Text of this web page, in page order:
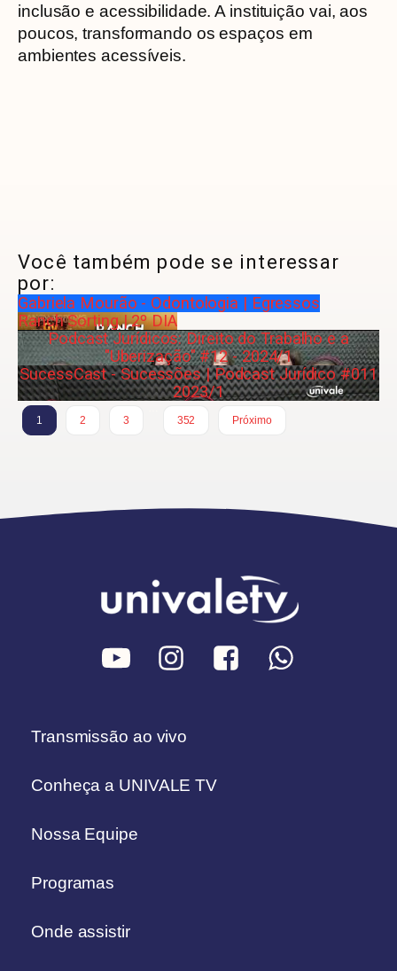
inclusão e acessibilidade. A instituição vai, aos
poucos, transformando os espaços em
ambientes acessíveis.
Você também pode se interessar
por:
Gabriela Mourão - Odontologia | Egressos
Ranch Sorting | 2º DIA
Podcast Jurídicos: Direito do Trabalho e a
"Uberização" #12 - 2024/1
SucessCast - Sucessões | Podcast Jurídico #011
2023/1
1 2 3
352
Próximo
Transmissão ao vivo
Conheça a UNIVALE TV
Nossa Equipe
Programas
Onde assistir